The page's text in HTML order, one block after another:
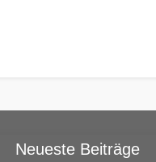
Neueste Beiträge